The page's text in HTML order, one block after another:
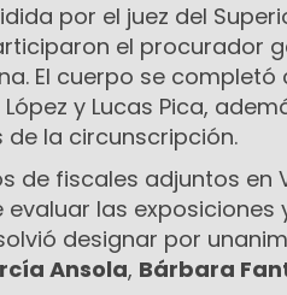
por el juez del
el procurador
El cuerpo se
y Lucas Pica,
la circunscripción.
de fiscales adjuntos en
evaluar las
designar por
Ansola, Bárbara